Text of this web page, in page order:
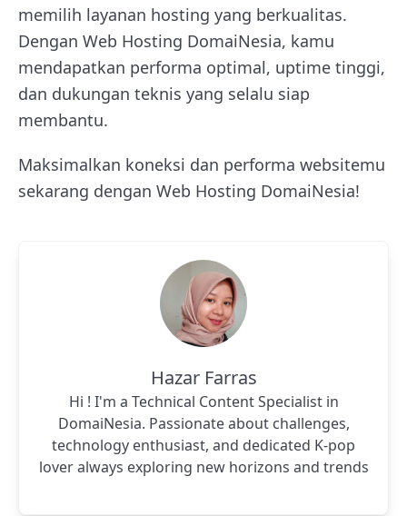
memilih layanan hosting yang berkualitas.
Dengan Web Hosting DomaiNesia, kamu
mendapatkan performa optimal, uptime tinggi,
dan dukungan teknis yang selalu siap
membantu.
Maksimalkan koneksi dan performa websitemu
sekarang dengan Web Hosting DomaiNesia!
Hazar Farras
Hi ! I'm a Technical Content Specialist in
DomaiNesia. Passionate about challenges,
technology enthusiast, and dedicated K-pop
lover always exploring new horizons and trends